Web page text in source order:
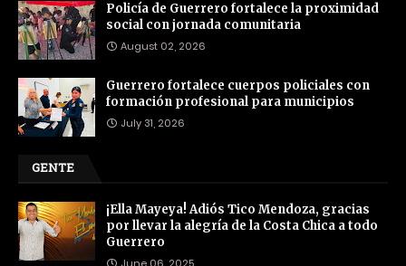
Policía de Guerrero fortalece la proximidad
social con jornada comunitaria
August 02, 2026
Guerrero fortalece cuerpos policiales con
formación profesional para municipios
July 31, 2026
GENTE
¡Ella Mayeya! Adiós Tico Mendoza, gracias
por llevar la alegría de la Costa Chica a todo
Guerrero